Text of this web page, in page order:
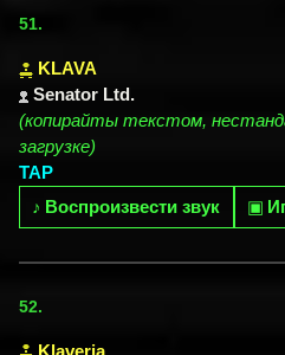
51.
KLAVA
Senator Ltd.
(копирайты текстом,
загрузке)
TAP
♪ Воспроизвести звук ▣
52.
Klaverja